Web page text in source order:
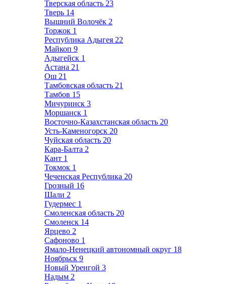
Тверская область 23
Тверь 14
Вышний Волочёк 2
Торжок 1
Республика Адыгея 22
Майкоп 9
Адыгейск 1
Астана 21
Ош 21
Тамбовская область 21
Тамбов 15
Мичуринск 3
Моршанск 1
Восточно-Казахстанская область 20
Усть-Каменогорск 20
Чуйская область 20
Кара-Балта 2
Кант 1
Токмок 1
Чеченская Республика 20
Грозный 16
Шали 2
Гудермес 1
Смоленская область 20
Смоленск 14
Ярцево 2
Сафоново 1
Ямало-Ненецкий автономный округ 18
Ноябрьск 9
Новый Уренгой 3
Надым 2